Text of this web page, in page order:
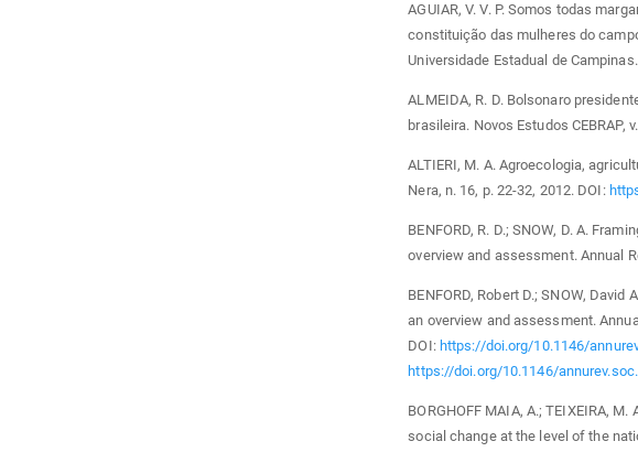
AGUIAR, V. V. P. Somos todas
constituição das mulheres do
Universidade Estadual de Campinas.
ALMEIDA, R. D. Bolsonaro
brasileira. Novos Estudos CEBRAP,
ALTIERI, M. A. Agroecologia,
Nera, n. 16, p. 22-32, 2012. DOI:
BENFORD, R. D.; SNOW, D. A.
overview and assessment. Annual
BENFORD, Robert D.; SNOW,
an overview and assessment.
DOI: https://doi.org/10.1146/
https://doi.org/10.1146/
BORGHOFF MAIA, A.; TEIXEIRA,
social change at the level of the